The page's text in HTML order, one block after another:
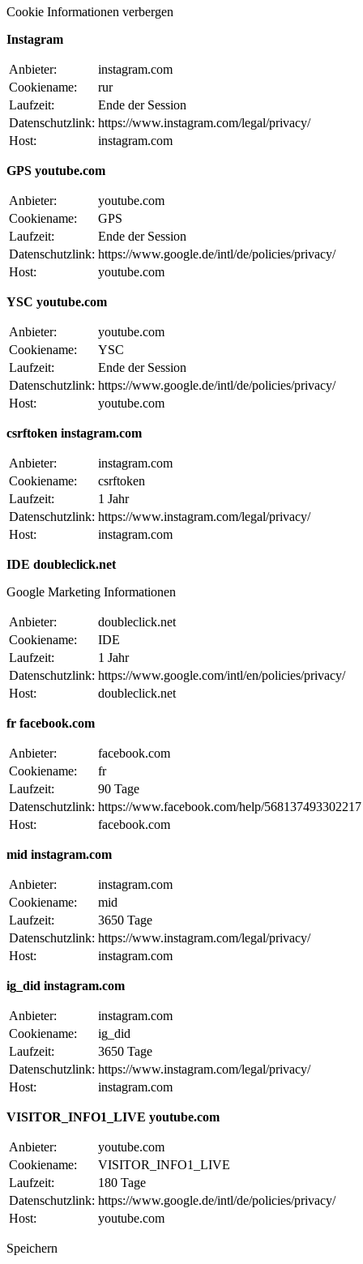
Cookie Informationen verbergen
Instagram
Anbieter:
instagram.com
Cookiename:
rur
Laufzeit:
Ende der Session
Datenschutzlink: https://www.instagram.com/legal/privacy/
Host:
instagram.com
GPS youtube.com
Anbieter:
youtube.com
Cookiename:
GPS
Laufzeit:
Ende der Session
Datenschutzlink: https://www.google.de/intl/de/policies/privacy/
Host:
youtube.com
YSC youtube.com
Anbieter:
youtube.com
Cookiename:
YSC
Laufzeit:
Ende der Session
Datenschutzlink: https://www.google.de/intl/de/policies/privacy/
Host:
youtube.com
csrftoken instagram.com
Anbieter:
instagram.com
Cookiename:
csrftoken
Laufzeit:
1 Jahr
Datenschutzlink: https://www.instagram.com/legal/privacy/
Host:
instagram.com
IDE doubleclick.net
Google Marketing Informationen
Anbieter:
doubleclick.net
Cookiename:
IDE
Laufzeit:
1 Jahr
Datenschutzlink: https://www.google.com/intl/en/policies/privacy/
Host:
doubleclick.net
fr facebook.com
Anbieter:
facebook.com
Cookiename:
fr
Laufzeit:
90 Tage
Datenschutzlink: https://www.facebook.com/help/568137493302217
Host:
facebook.com
mid instagram.com
Anbieter:
instagram.com
Cookiename:
mid
Laufzeit:
3650 Tage
Datenschutzlink: https://www.instagram.com/legal/privacy/
Host:
instagram.com
ig_did instagram.com
Anbieter:
instagram.com
Cookiename:
ig_did
Laufzeit:
3650 Tage
Datenschutzlink: https://www.instagram.com/legal/privacy/
Host:
instagram.com
VISITOR_INFO1_LIVE youtube.com
Anbieter:
youtube.com
Cookiename:
VISITOR_INFO1_LIVE
Laufzeit:
180 Tage
Datenschutzlink: https://www.google.de/intl/de/policies/privacy/
Host:
youtube.com
Speichern